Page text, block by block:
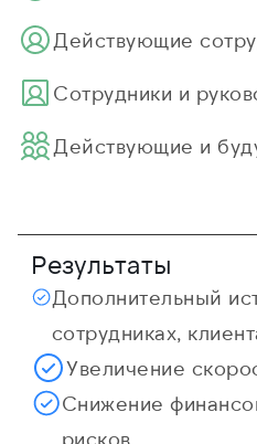
Действующие
Cотрудники и
Действующие и
Результаты
Дополнительный
сотрудниках,
Увеличение
Снижение
рисков